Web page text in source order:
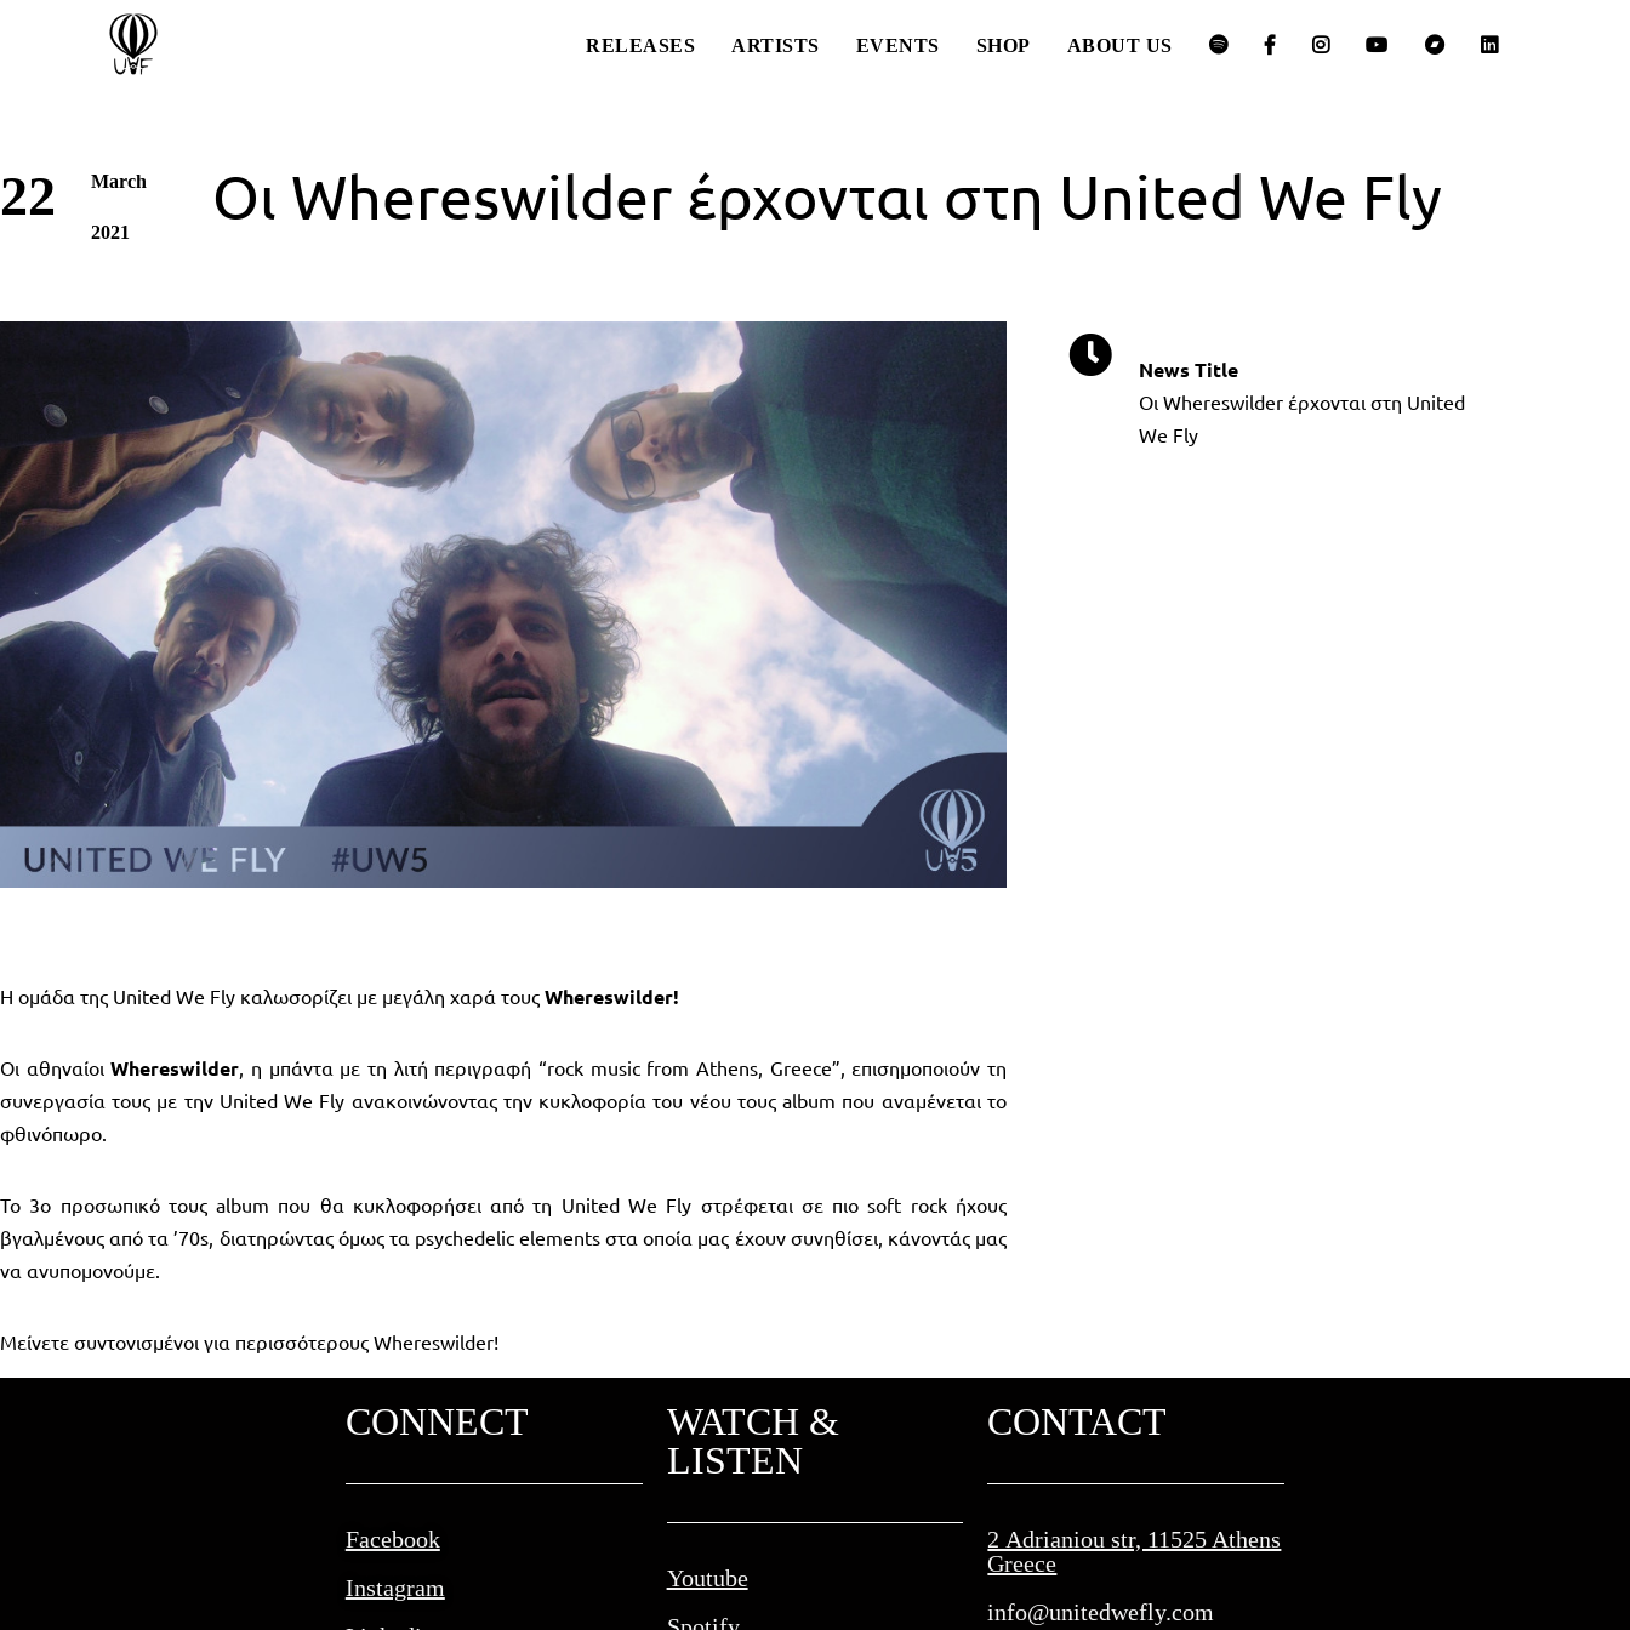
RELEASES ARTISTS EVENTS SHOP ABOUT US
22 March
2021
Οι Whereswilder έρχονται στη United We Fly
Η ομάδα της United We Fly καλωσορίζει με μεγάλη χαρά τους Whereswilder!
Οι αθηναίοιWhereswilder, η μπάντα με τη λιτή περιγραφή “rock music from Athens, Greece”, επισημοποιούν τη
συνεργασία τους με την United We Fly ανακοινώνοντας την κυκλοφορία του νέου τους album που αναμένεται το
φθινόπωρο.
Το 3ο προσωπικό τους album που θα κυκλοφορήσει από τη United We Fly στρέφεται σε πιο soft rock ήχους
βγαλμένους από τα ’70s, διατηρώντας όμως τα psychedelic elements στα οποία μας έχουν συνηθίσει, κάνοντάς μας
να ανυπομονούμε.
Μείνετε συντονισμένοι για περισσότερους Whereswilder!
News Title
Οι Whereswilder έρχονται στη United
We Fly
CONNECT
Facebook
Instagram
WATCH &
LISTEN
Youtube
CONTACT
2 Adrianiou str, 11525 Athens
Greece
info@unitedwefly.com​